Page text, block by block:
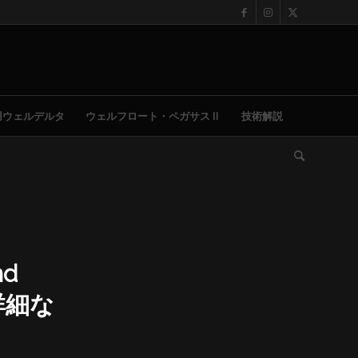
ェルデルタ ウェルフロート・ペガサスⅡ 技術解説
な